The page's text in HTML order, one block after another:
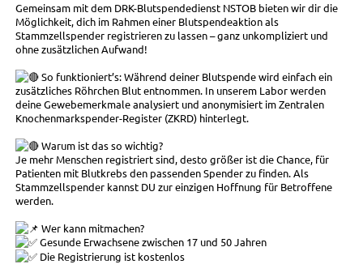
Gemeinsam mit dem DRK-Blutspendedienst NSTOB bieten wir dir die
Möglichkeit, dich im Rahmen einer Blutspendeaktion als
Stammzellspender registrieren zu lassen – ganz unkompliziert und
ohne zusätzlichen Aufwand!
So funktioniert’s: Während deiner Blutspende wird einfach ein
zusätzliches Röhrchen Blut entnommen. In unserem Labor werden
deine Gewebemerkmale analysiert und anonymisiert im Zentralen
Knochenmarkspender-Register (ZKRD) hinterlegt.
Warum ist das so wichtig?
Je mehr Menschen registriert sind, desto größer ist die Chance, für
Patienten mit Blutkrebs den passenden Spender zu finden. Als
Stammzellspender kannst DU zur einzigen Hoffnung für Betroffene
werden.
Wer kann mitmachen?
Gesunde Erwachsene zwischen 17 und 50 Jahren
Die Registrierung ist kostenlos